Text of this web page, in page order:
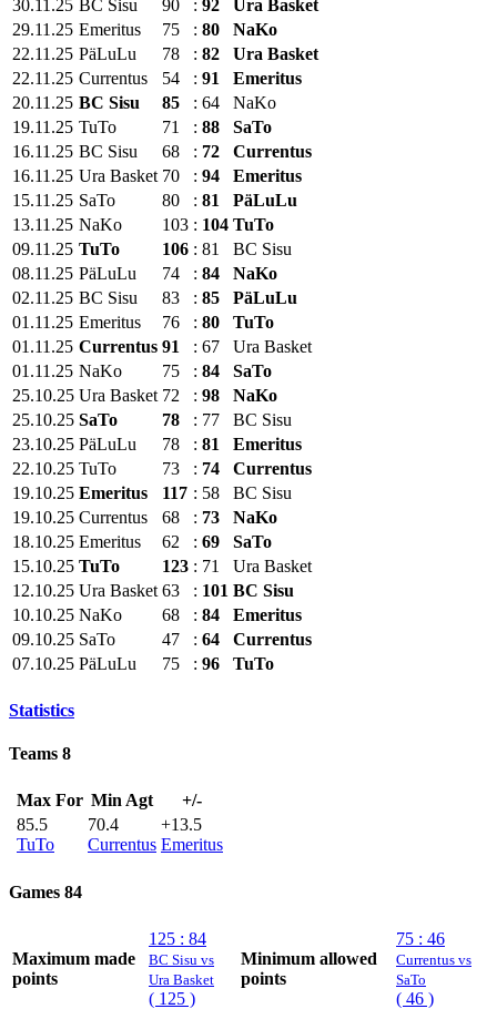
30.11.25 BC Sisu 90 : 92
Ura Basket
29.11.25 Emeritus 75 : 80
NaKo
22.11.25 PäLuLu 78 : 82
Ura Basket
22.11.25 Currentus 54 : 91
Emeritus
20.11.25 BC Sisu 85 : 64
NaKo
19.11.25 TuTo 71 : 88
SaTo
16.11.25 BC Sisu 68 : 72
Currentus
16.11.25 Ura Basket 70 : 94
Emeritus
15.11.25 SaTo 80 : 81
PäLuLu
13.11.25 NaKo 103 : 104 TuTo
09.11.25 TuTo 106 : 81
BC Sisu
08.11.25 PäLuLu 74 : 84
NaKo
02.11.25 BC Sisu 83 : 85
PäLuLu
01.11.25 Emeritus 76 : 80
TuTo
01.11.25 Currentus 91 : 67
Ura Basket
01.11.25 NaKo 75 : 84
SaTo
25.10.25 Ura Basket 72 : 98
NaKo
25.10.25 SaTo 78 : 77
BC Sisu
23.10.25 PäLuLu 78 : 81
Emeritus
22.10.25 TuTo 73 : 74
Currentus
19.10.25 Emeritus 117 : 58
BC Sisu
19.10.25 Currentus 68 : 73
NaKo
18.10.25 Emeritus 62 : 69
SaTo
15.10.25 TuTo 123 : 71
Ura Basket
12.10.25 Ura Basket 63 : 101 BC Sisu
10.10.25 NaKo 68 : 84
Emeritus
09.10.25 SaTo 47 : 64
Currentus
07.10.25 PäLuLu 75 : 96 TuTo
Statistics
Teams 8
Max For Min Agt
+/-
85.5
TuTo
70.4
Currentus
+13.5
Emeritus
Games 84
Maximum made
points
125 : 84
BC Sisu vs
Ura Basket
( 125 )
Minimum allowed
points
75 : 46
Currentus vs
SaTo
( 46 )